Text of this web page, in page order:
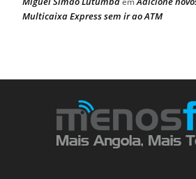
Multicaixa Express sem ir ao ATM